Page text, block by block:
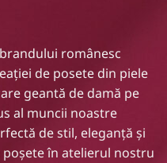
românesc
de posete din piele
geantă de damă pe
al muncii noastre
de stil, eleganță și
în atelierul nostru